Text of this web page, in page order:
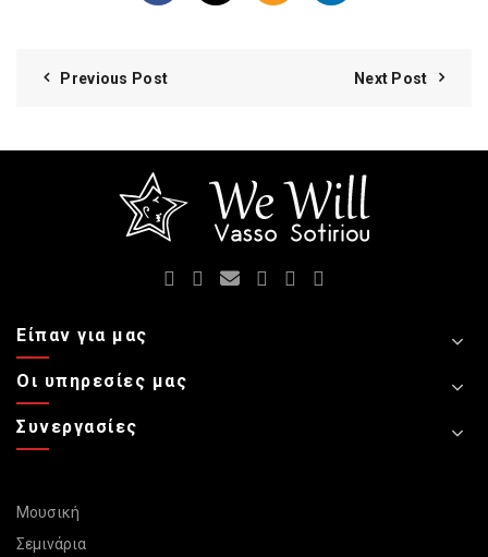
Previous Post Next Post
Είπαν για μας
Οι υπηρεσίες μας
Συνεργασίες
Μουσική
Σεμινάρια